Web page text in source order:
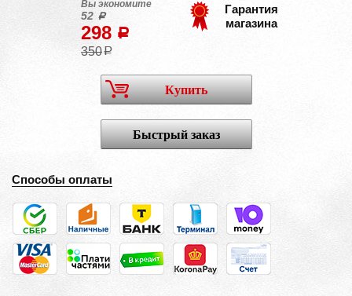
Вы экономите
52 a
298 a
350a
Гарантия
магазина
Купить
Быстрый заказ
Способы оплаты